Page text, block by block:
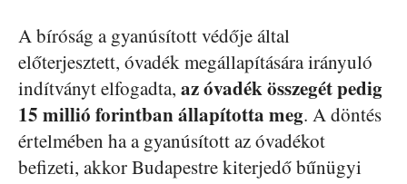
A bíróság a gyanúsított védője által
előterjesztett, óvadék megállapítására irányuló
indítványt elfogadta, az óvadék összegét pedig
15 millió forintban állapította meg. A döntés
értelmében ha a gyanúsított az óvadékot
befizeti, akkor Budapestre kiterjedő bűnügyi